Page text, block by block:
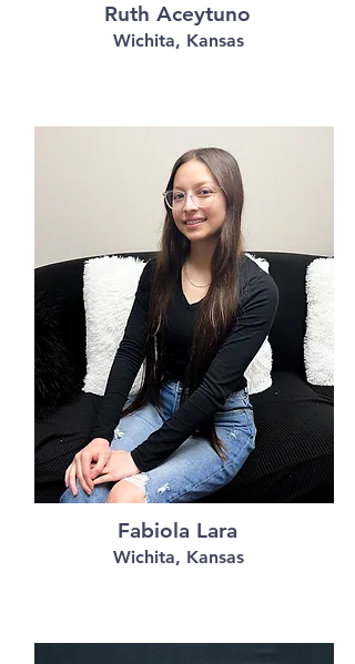
Ruth Aceytuno
Wichita, Kansas
Fabiola Lara
Wichita, Kansas